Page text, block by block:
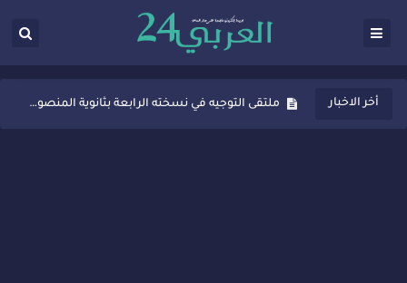
أخر الاخبار
ثانوية المنصور الذهبي بسيدي قاسم تُعزّز ثقافة التوجيه المدرسي بمبادرة نوعية تجمع بين التفاعل والتكريم
ملتقى التوجيه في نسخته الرابعة بثانوية المنصور الذهبي بسيدي قاسم